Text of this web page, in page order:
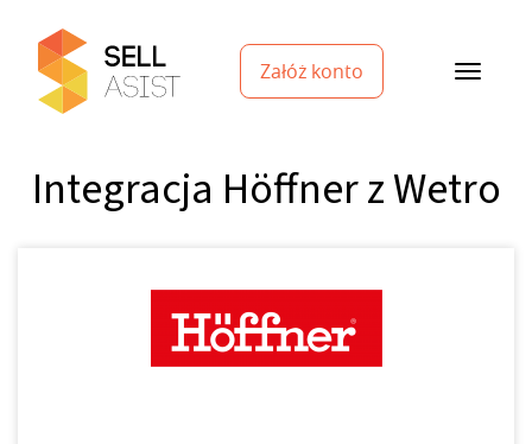
Załóż konto
Integracja Höffner z Wetro